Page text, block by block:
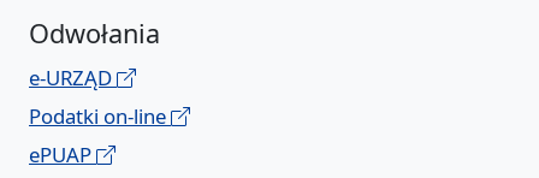
Odwołania
e-URZĄD
Podatki on-line
ePUAP